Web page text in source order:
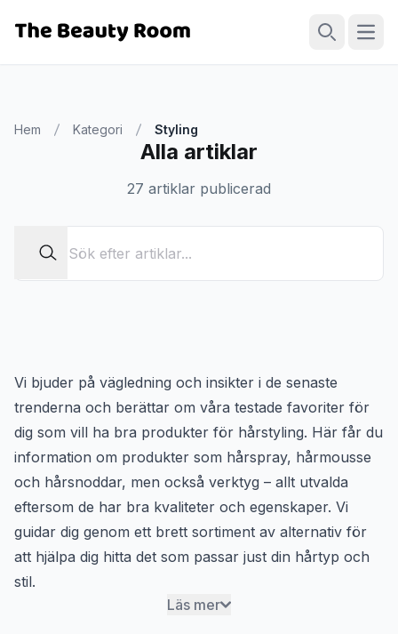
Hem Kategori Styling
Alla artiklar
27 artiklar publicerad
Vi bjuder på vägledning och insikter i de senaste
trenderna och berättar om våra testade favoriter för
dig som vill ha bra produkter för hårstyling. Här får du
information om produkter som hårspray, hårmousse
och hårsnoddar, men också verktyg – allt utvalda
eftersom de har bra kvaliteter och egenskaper. Vi
guidar dig genom ett brett sortiment av alternativ för
att hjälpa dig hitta det som passar just din hårtyp och
stil.
Läs mer